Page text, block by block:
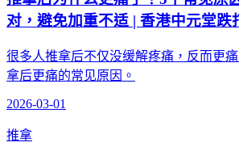
对，避免加重不适 | 香港中元堂跌
很多人推拿后不仅没缓解疼痛，反而更
拿后更痛的常见原因。
2026-03-01
推拿